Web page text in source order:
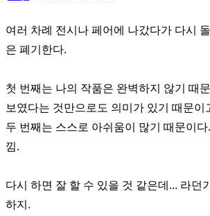
여러 차례 전시나 페어에 나갔다가 다시
은 폐기한다.
첫 번째는 나의 작품은 완벽하지 않기 때
보였다는 것만으로도 의미가 있기 때문이
두 번째는 스스로 아쉬움이 많기 때문이
낌.
다시 하면 잘 할 수 있을 것 같은데... 라던
하지.